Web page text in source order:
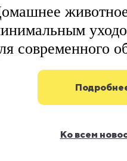
современного
Ко всем